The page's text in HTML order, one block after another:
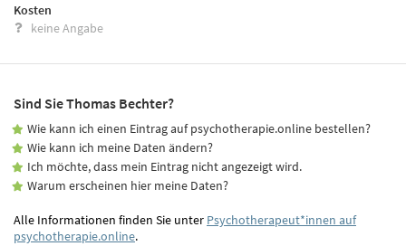
Kosten
keine Angabe
Sind Sie Thomas Bechter?
Wie kann ich einen Eintrag auf psychotherapie.online bestellen?
Wie kann ich meine Daten ändern?
Ich möchte, dass mein Eintrag nicht angezeigt wird.
Warum erscheinen hier meine Daten?
Alle Informationen finden Sie unter Psychotherapeut*innen auf
psychotherapie.online.